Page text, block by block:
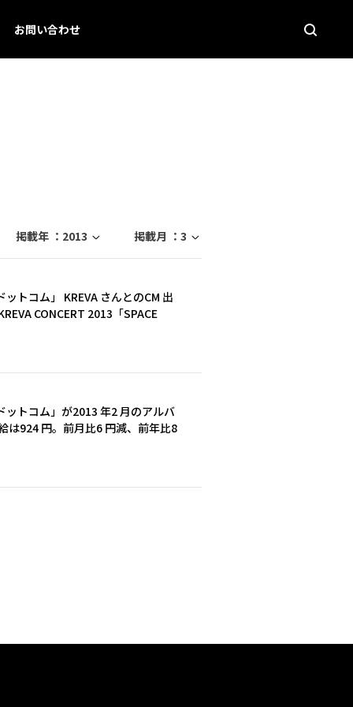
お問い合わせ
掲載年 ： 2013 掲載月 ： 3
トコム」 KREVA さんとのCM 出
CONCERT 2013「SPACE
トコム」が2013 年2 月のアルバ
は924 円。前月比6 円減、前年比8